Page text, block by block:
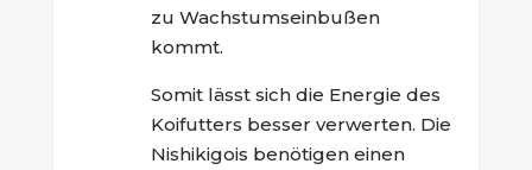
zu Wachstumseinbußen
kommt.
Somit lässt sich die Energie des
Koifutters besser verwerten. Die
Nishikigois benötigen einen